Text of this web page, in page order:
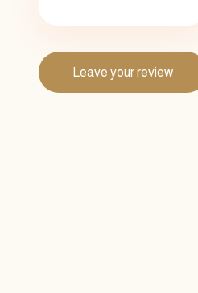
Leave your review